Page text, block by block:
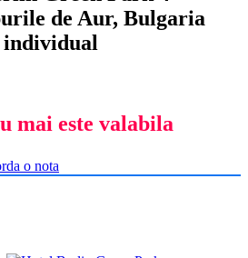
de Aur, Bulgaria
individual
mai este valabila
o nota